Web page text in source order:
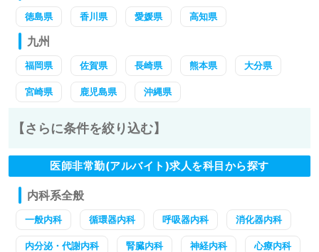
徳島県 香川県 愛媛県 高知県
九州
福岡県 佐賀県 長崎県 熊本県 大分県
宮崎県 鹿児島県 沖縄県
【さらに条件を絞り込む】
医師非常勤(アルバイト)求人を科目から探す
内科系全般
一般内科 循環器内科 呼吸器内科 消化器内科
内分泌・代謝内科 腎臓内科 神経内科 心療内科